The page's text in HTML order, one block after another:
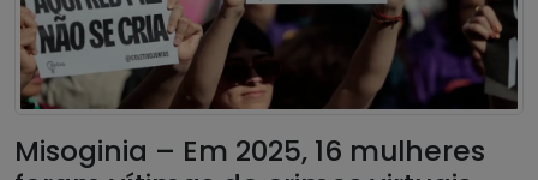
Misoginia – Em 2025, 16 mulheres